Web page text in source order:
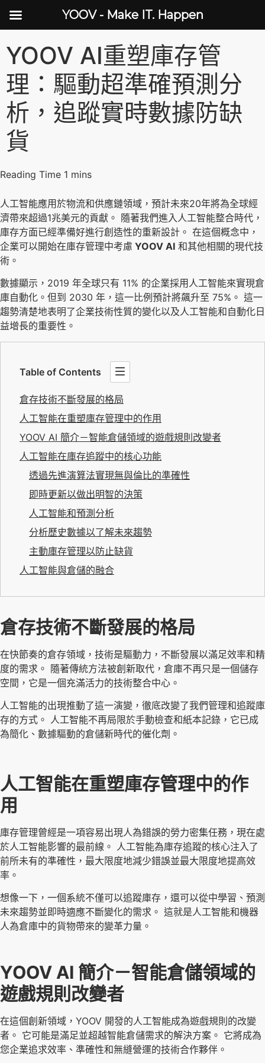
YOOV AI重塑庫存管
理：驅動超準確預測分
析，追蹤實時數據防缺
貨
人工智能應用於物流和供應鏈領域，預計未來20年將為全球經
濟帶來超過1兆美元的貢獻。 隨著我們進入人工智能整合時代，
庫存方面已經準備好進行創造性的重新設計。 在這個概念中，
企業可以開始在庫存管理中考慮 YOOV AI 和其他相關的現代技
術。
數據顯示，2019 年全球只有 11% 的企業採用人工智能來實現倉
庫自動化。但到 2030 年，這一比例預計將飆升至 75%。 這一
趨勢清楚地表明了企業技術性質的變化以及人工智能和自動化日
益增長的重要性。
Table of Contents
倉存技術不斷發展的格局
人工智能在重塑庫存管理中的作用
YOOV AI 簡介－智能倉儲領域的遊戲規則改變者
人工智能在庫存追蹤中的核心功能
透過先進演算法實現無與倫比的準確性
即時更新以做出明智的決策
人工智能和預測分析
分析歷史數據以了解未來趨勢
主動庫存管理以防止缺貨
人工智能與倉儲的融合
倉存技術不斷發展的格局
在快節奏的倉存領域，技術是驅動力，不斷發展以滿足效率和精
度的需求。 隨著傳統方法被創新取代，倉庫不再只是一個儲存
空間，它是一個充滿活力的技術整合中心。
人工智能的出現推動了這一演變，徹底改變了我們管理和追蹤庫
存的方式。 人工智能不再局限於手動檢查和紙本記錄，它已成
為簡化、數據驅動的倉儲新時代的催化劑。
人工智能在重塑庫存管理中的作
用
庫存管理曾經是一項容易出現人為錯誤的勞力密集任務，現在處
於人工智能影響的最前線。 人工智能為庫存追蹤的核心注入了
前所未有的準確性，最大限度地減少錯誤並最大限度地提高效
率。
想像一下，一個系統不僅可以追蹤庫存，還可以從中學習、預測
未來趨勢並即時適應不斷變化的需求。 這就是人工智能和機器
人為倉庫中的貨物帶來的變革力量。
YOOV AI 簡介－智能倉儲領域的
遊戲規則改變者
在這個創新領域，YOOV 開發的人工智能成為遊戲規則的改變
者。 它可能是滿足並超越智能倉儲需求的解決方案。 它將成為
您企業追求效率、準確性和無縫營運的技術合作夥伴。
YOOV - Make IT. Happen